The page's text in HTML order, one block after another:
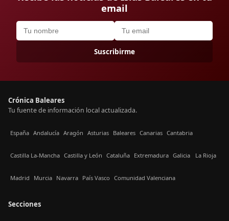
email
Suscribirme
Crónica Baleares
Tu fuente de información local actualizada.
España Andalucía Aragón Asturias Baleares Canarias Cantabria
Castilla La-Mancha Castilla y León Cataluña Extremadura Galicia La Rioja
Madrid Murcia Navarra País Vasco Comunidad Valenciana
Secciones